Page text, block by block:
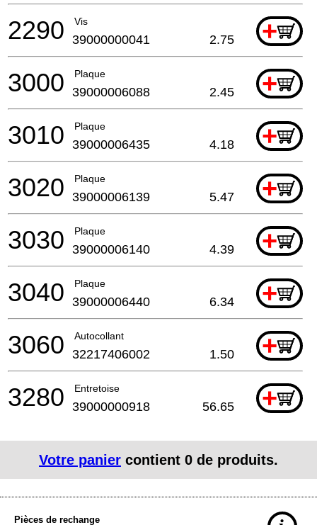
Vis +
2290 39000000041 2.75
Plaque +
3000 39000006088 2.45
Plaque +
3010 39000006435 4.18
Plaque +
3020 39000006139 5.47
Plaque +
3030 39000006140 4.39
Plaque +
3040 39000006440 6.34
Autocollant +
3060 32217406002 1.50
Entretoise +
3280 39000000918 56.65
Votre panier contient 0 de produits.
Pièces de rechange